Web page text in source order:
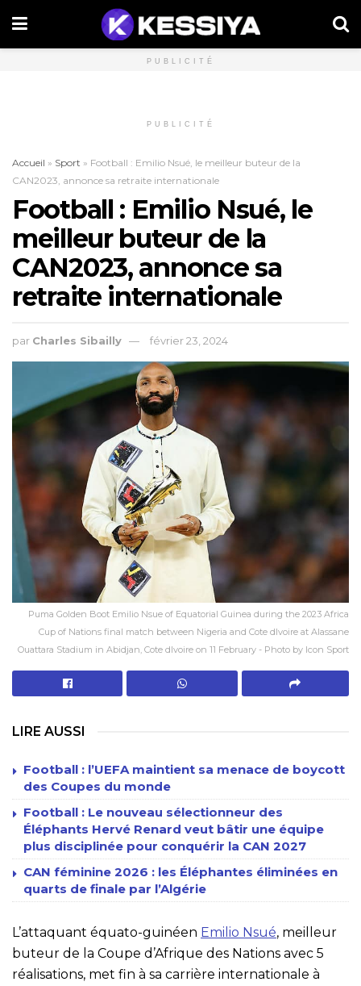
PUBLICITÉ
PUBLICITÉ
Accueil » Sport » Football : Emilio Nsué, le meilleur buteur de la
CAN2023, annonce sa retraite internationale
Football : Emilio Nsué, le
meilleur buteur de la
CAN2023, annonce sa
retraite internationale
par Charles Sibailly février 23, 2024
Puma Golden Boot Emilio Nsue of Equatorial Guinea during the 2023 Africa
Cup of Nations final match between Nigeria and Cote dIvoire at Alassane
Ouattara Stadium in Abidjan, Cote dIvoire on 11 February - Photo by Icon Sport
LIRE AUSSI
Football : l’UEFA maintient sa menace de boycott
des Coupes du monde
Football : Le nouveau sélectionneur des
Éléphants Hervé Renard veut bâtir une équipe
plus disciplinée pour conquérir la CAN 2027
CAN féminine 2026 : les Éléphantes éliminées en
quarts de finale par l’Algérie
L’attaquant équato-guinéen Emilio Nsué, meilleur
buteur de la Coupe d’Afrique des Nations avec 5
réalisations, met fin à sa carrière internationale à